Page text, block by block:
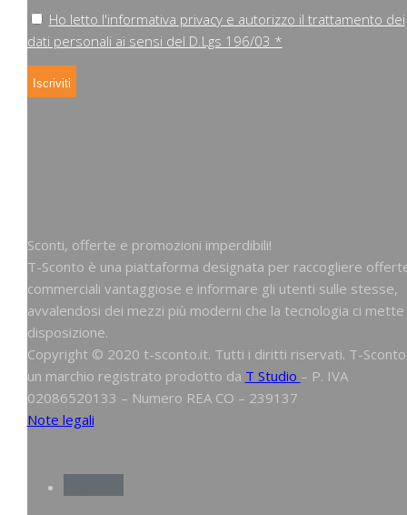
Ho letto l'informativa privacy e autorizzo il trattamento dei
dati personali ai sensi del D.Lgs 196/03 *
Sconti, offerte e promozioni imperdibili!
T-Sconto è una piattaforma designata per raccogliere
commerciali vantaggiose e informare gli utenti sulle stesse,
avvalendosi dei mezzi più moderni che la tecnologia ci mette
disposizione.
Copyright © 2020 t-sconto.it. Tutti i diritti riservati. T-
un marchio registrato prodotto da T Studio – P. IVA
02086520133 – Numero REA CO – 239137
Note legali